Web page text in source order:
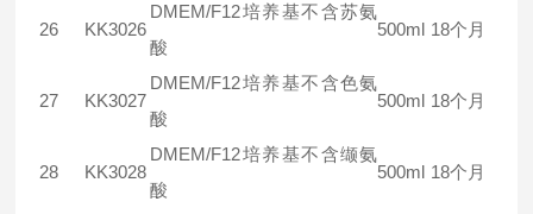
26 KK3026
DMEM/F12培养基不含苏氨
酸
500ml 18个月
27 KK3027
DMEM/F12培养基不含色氨
酸
500ml 18个月
28 KK3028
DMEM/F12培养基不含缬氨
酸
500ml 18个月